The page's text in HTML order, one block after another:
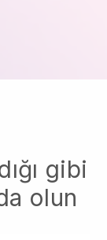
gibi
olun